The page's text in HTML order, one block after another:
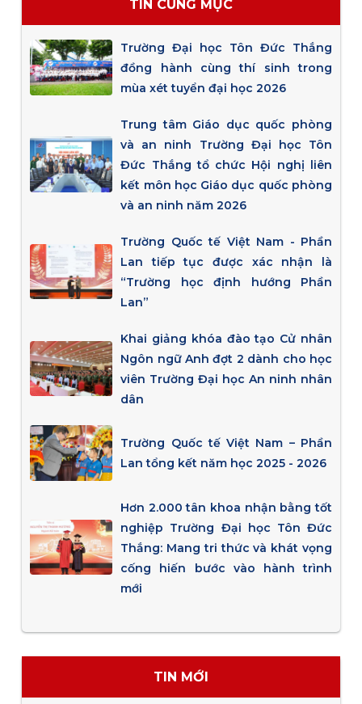
TIN CÙNG MỤC
Trường Đại học Tôn Đức Thắng
đồng hành cùng thí sinh trong
mùa xét tuyển đại học 2026
Trung tâm Giáo dục quốc phòng
và an ninh Trường Đại học Tôn
Đức Thắng tổ chức Hội nghị liên
kết môn học Giáo dục quốc phòng
và an ninh năm 2026
Trường Quốc tế Việt Nam - Phần
Lan tiếp tục được xác nhận là
“Trường học định hướng Phần
Lan”
Khai giảng khóa đào tạo Cử nhân
Ngôn ngữ Anh đợt 2 dành cho học
viên Trường Đại học An ninh nhân
dân
Trường Quốc tế Việt Nam – Phần
Lan tổng kết năm học 2025 - 2026
Hơn 2.000 tân khoa nhận bằng tốt
nghiệp Trường Đại học Tôn Đức
Thắng: Mang tri thức và khát vọng
cống hiến bước vào hành trình
mới
TIN MỚI